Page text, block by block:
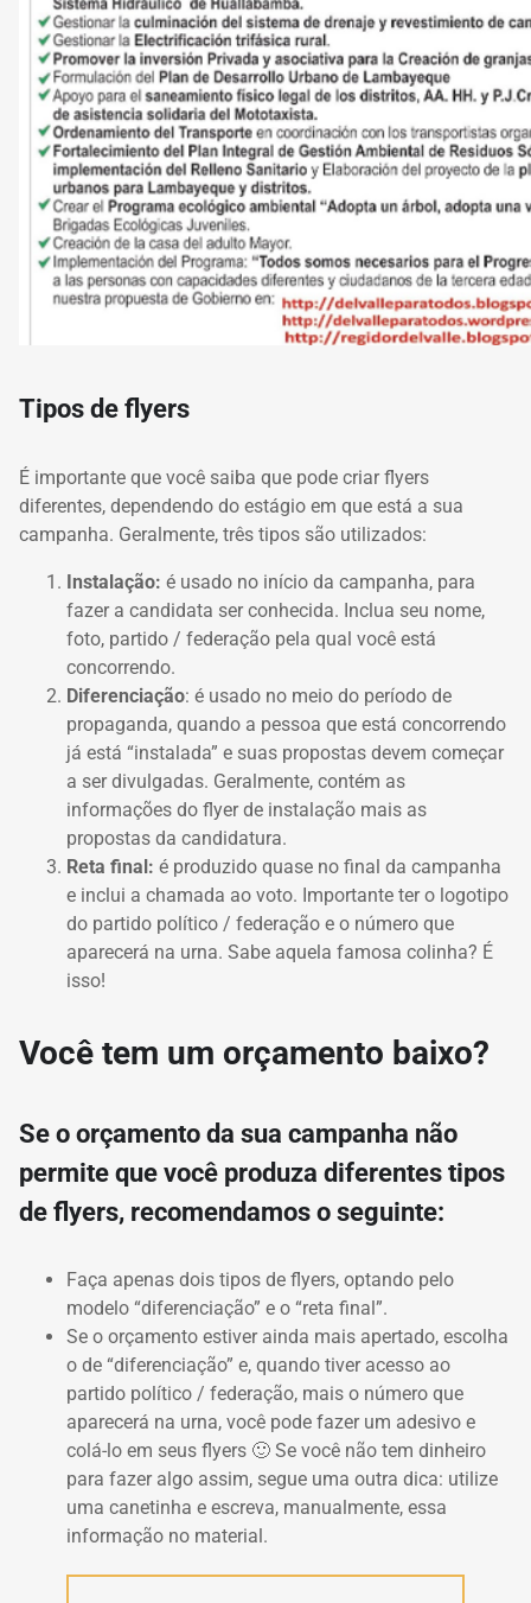
Tipos de flyers
É importante que você saiba que pode criar flyers
diferentes, dependendo do estágio em que está a sua
campanha. Geralmente, três tipos são utilizados:
Instalação: é usado no início da campanha, para
fazer a candidata ser conhecida. Inclua seu nome,
foto, partido / federação pela qual você está
concorrendo.
Diferenciação: é usado no meio do período de
propaganda, quando a pessoa que está concorrendo
já está “instalada” e suas propostas devem começar
a ser divulgadas. Geralmente, contém as
informações do flyer de instalação mais as
propostas da candidatura.
Reta final: é produzido quase no final da campanha
e inclui a chamada ao voto. Importante ter o logotipo
do partido político / federação e o número que
aparecerá na urna. Sabe aquela famosa colinha? É
isso!
Você tem um orçamento baixo?
Se o orçamento da sua campanha não
permite que você produza diferentes tipos
de flyers, recomendamos o seguinte:
Faça apenas dois tipos de flyers, optando pelo
modelo “diferenciação” e o “reta final”.
Se o orçamento estiver ainda mais apertado, escolha
o de “diferenciação” e, quando tiver acesso ao
partido político / federação, mais o número que
aparecerá na urna, você pode fazer um adesivo e
colá-lo em seus flyers 🙂 Se você não tem dinheiro
para fazer algo assim, segue uma outra dica: utilize
uma canetinha e escreva, manualmente, essa
informação no material.